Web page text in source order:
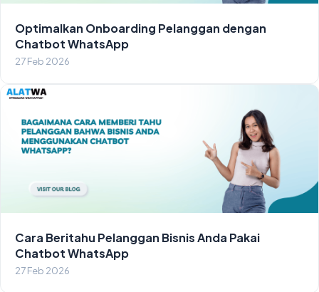
Optimalkan Onboarding Pelanggan dengan
Chatbot WhatsApp
27 Feb 2026
Cara Beritahu Pelanggan Bisnis Anda Pakai
Chatbot WhatsApp
27 Feb 2026